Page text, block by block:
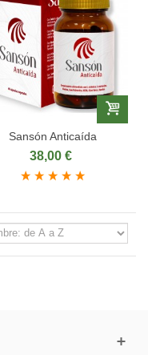
Sansón Anticaída
38,00 €